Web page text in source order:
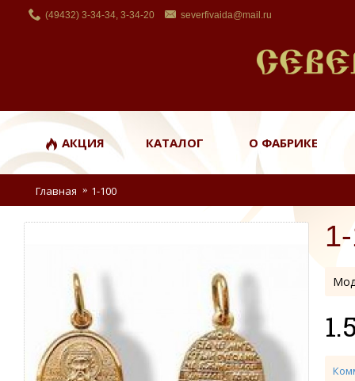
(49432) 3-34-34, 3-34-20 severfivaida@mail.ru
АКЦИЯ КАТАЛОГ О ФАБРИКЕ
Главная 1-100